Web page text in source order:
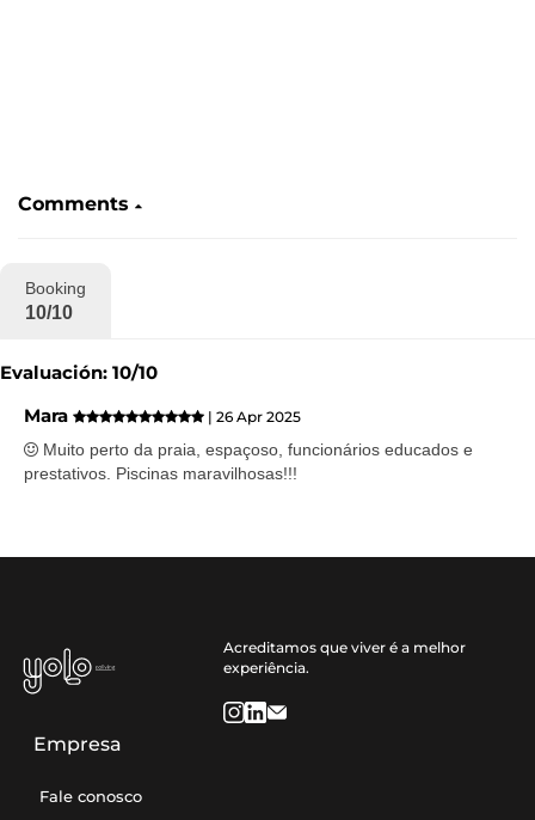
Comments
Booking
10/10
Evaluación: 10/10
Mara
| 26 Apr 2025
Muito perto da praia, espaçoso, funcionários educados e
prestativos. Piscinas maravilhosas!!!
Acreditamos que viver é a melhor
experiência.
Empresa
Fale conosco